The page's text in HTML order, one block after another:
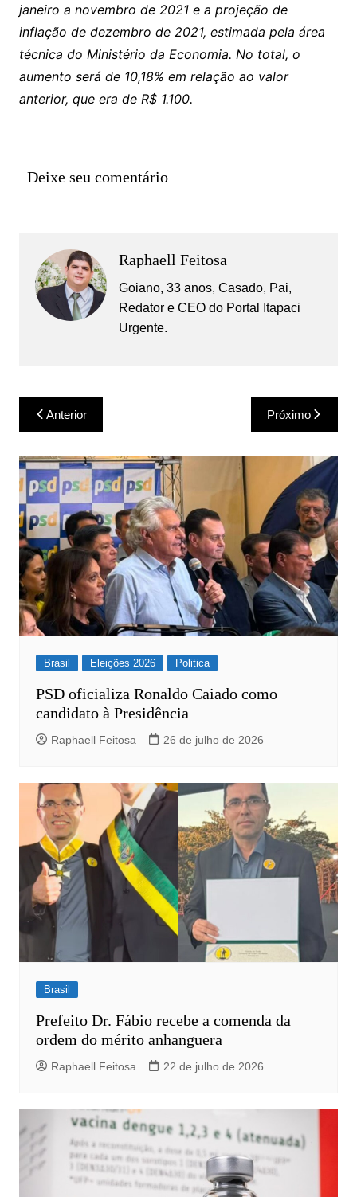
janeiro a novembro de 2021 e a projeção de
inflação de dezembro de 2021, estimada pela área
técnica do Ministério da Economia. No total, o
aumento será de 10,18% em relação ao valor
anterior, que era de R$ 1.100.
Deixe seu comentário
Raphaell Feitosa
Goiano, 33 anos, Casado, Pai,
Redator e CEO do Portal Itapaci
Urgente.
Navegação
de
Post
Anterior Próximo
Brasil Eleições 2026 Politica
PSD oficializa Ronaldo Caiado como
candidato à Presidência
Raphaell Feitosa 26 de julho de 2026
Brasil
Prefeito Dr. Fábio recebe a comenda da
ordem do mérito anhanguera
Raphaell Feitosa 22 de julho de 2026